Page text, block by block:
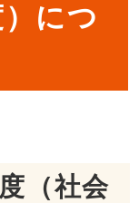
につ
（社会